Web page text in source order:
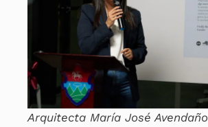
Arquitecta María José Avendaño